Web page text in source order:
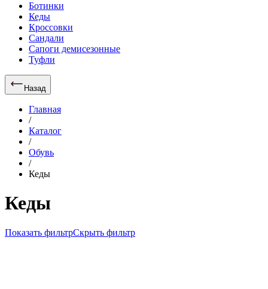
Ботинки
Кеды
Кроссовки
Сандали
Сапоги демисезонные
Туфли
Назад
Главная
/
Каталог
/
Обувь
/
Кеды
Кеды
Показать фильтрСкрыть фильтр